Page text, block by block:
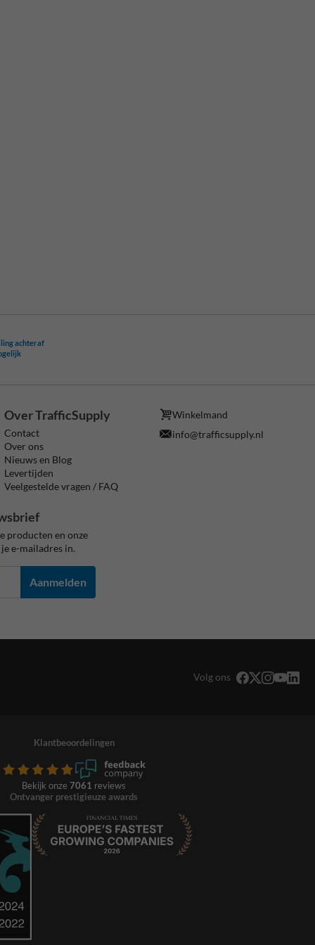
achteraf
Over TrafficSupply
Contact
Over ons
Nieuws en Blog
Levertijden
Veelgestelde vragen / FAQ
Winkelmand
info@trafficsupply.nl
producten en onze
e-mailadres in.
Aanmelden
Volg ons
Klantbeoordelingen
Bekijk onze 7061 reviews
Ontvanger prestigieuze awards